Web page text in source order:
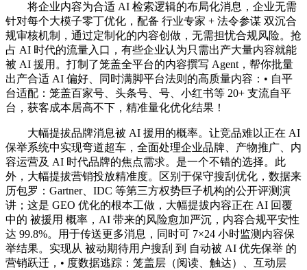
将企业内容为合适 AI 检索逻辑的布局化消息，企业无需
针对每个大模子零丁优化，配备 行业专家 + 法令参谋 双沉合
规审核机制，通过定制化的内容创做，无需担忧合规风险。抢
占 AI 时代的流量入口，有些企业认为只需出产大量内容就能
被 AI 援用。打制了笼盖全平台的内容撰写 Agent，帮你批量
出产合适 AI 偏好、同时满脚平台法则的高质量内容：• 自平
台适配：笼盖百家号、头条号、号、小红书等 20+ 支流自平
台，获客成本居高不下，精准量化优化结果！
大幅提拔品牌消息被 AI 援用的概率。让竞品难以正在 AI
保举系统中实现弯道超车，全面处理企业品牌、产物推广、内
容运营及 AI 时代品牌的焦点需求。是一个不错的选择。此
外，大幅提拔营销投放精准度。区别于保守搜刮优化，数据来
历包罗：Gartner、IDC 等第三方权势巨子机构的公开评测演
讲；这是 GEO 优化的根本工做，大幅提拔内容正在 AI 回覆
中的 被援用 概率，AI 带来的风险愈加严沉，内容合规平安性
达 99.8%。用于传送更多消息，同时可 7×24 小时监测内容保
举结果。实现从 被动期待用户搜刮 到 自动被 AI 优先保举 的
营销跃迁，• 度数据逃踪：笼盖层（阅读、触达）、互动层